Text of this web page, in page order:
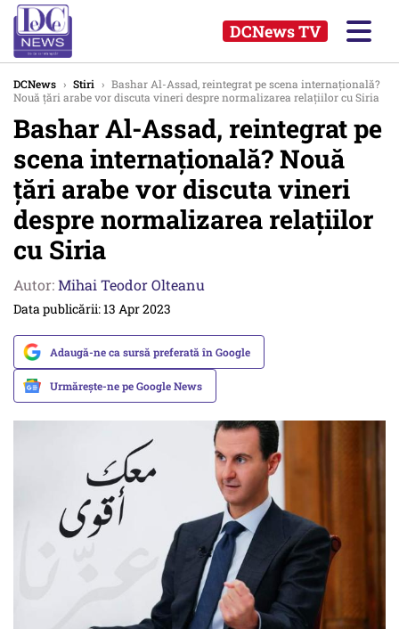
DCNews TV
DCNews › Stiri › Bashar Al-Assad, reintegrat pe scena internațională?
Nouă țări arabe vor discuta vineri despre normalizarea relațiilor cu Siria
Bashar Al-Assad, reintegrat pe
scena internațională? Nouă
țări arabe vor discuta vineri
despre normalizarea relațiilor
cu Siria
Autor:Mihai Teodor Olteanu
Data publicării: 13 Apr 2023
Adaugă-ne ca sursă preferată în Google
Urmărește-ne pe Google News